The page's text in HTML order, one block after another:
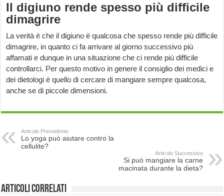
Il digiuno rende spesso più difficile
dimagrire
La verità è che il digiuno è qualcosa che spesso rende più difficile
dimagrire, in quanto ci fa arrivare al giorno successivo più
affamati e dunque in una situazione che ci rende più difficile
controllarci. Per questo motivo in genere il consiglio dei medici e
dei dietologi è quello di cercare di mangiare sempre qualcosa,
anche se di piccole dimensioni.
Articolo Precedente
Lo yoga può aiutare contro la
cellulite?
Articolo Successivo
Si può mangiare la carne
macinata durante la dieta?
Articoli correlati